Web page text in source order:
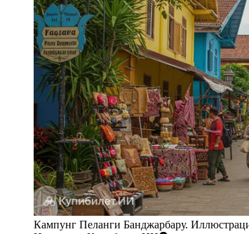
Кампунг Пеланги Банджарбару.